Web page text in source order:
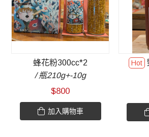
蜂花粉300cc*2
/ 瓶210g+-10g
$800
加入購物車